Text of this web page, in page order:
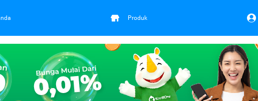
Produk